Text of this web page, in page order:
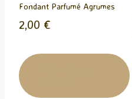
Fondant Parfumé Agrumes
2,00 €